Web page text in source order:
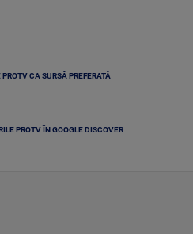
CA SURSĂ PREFERATĂ
PROTV ÎN GOOGLE DISCOVER